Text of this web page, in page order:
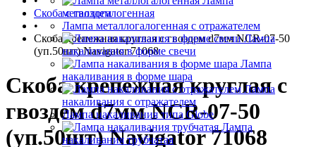
металлогалогенная
Лампа металлогалогенная с отражателем
Лампа
накаливания в форме свечи
Лампа
накаливания в форме шара
Лампа
накаливания с отражателем
Лампа накаливания типа Globe
Лампа
накаливания трубчатая
Скоба с гвоздем
•
Скоба крепежная круглая с гвоздем d7мм NCR-07-50
(уп.50шт) Navigator 71068
Скоба крепежная круглая с
гвоздем d7мм NCR-07-50
(уп.50шт) Navigator 71068